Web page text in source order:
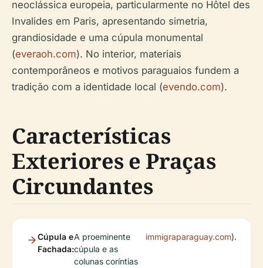
neoclássica europeia, particularmente no Hôtel des
Invalides em Paris, apresentando simetria,
grandiosidade e uma cúpula monumental
(everaoh.com). No interior, materiais
contemporâneos e motivos paraguaios fundem a
tradição com a identidade local (evendo.com).
Características
Exteriores e Praças
Circundantes
Cúpula e
Fachada:
A proeminente
cúpula e as
colunas coríntias
immigraparaguay.com).